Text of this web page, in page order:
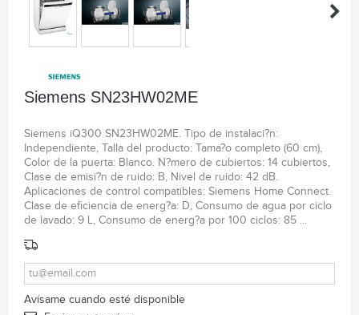
Siemens SN23HW02ME
Siemens iQ300 SN23HW02ME. Tipo de instalaci?n:
Independiente, Talla del producto: Tama?o completo (60 cm),
Color de la puerta: Blanco. N?mero de cubiertos: 14 cubiertos,
Clase de emisi?n de ruido: B, Nivel de ruido: 42 dB.
Aplicaciones de control compatibles: Siemens Home Connect.
Clase de eficiencia de energ?a: D, Consumo de agua por ciclo
de lavado: 9 L, Consumo de energ?a por 100 ciclos: 85 ...
Avísame cuando esté disponible